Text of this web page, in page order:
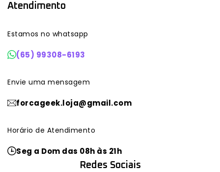
Atendimento
Estamos no whatsapp
(65) 99308-6193
Envie uma mensagem
forcageek.loja@gmail.com
Horário de Atendimento
Seg a Dom das 08h às 21h
Redes Sociais